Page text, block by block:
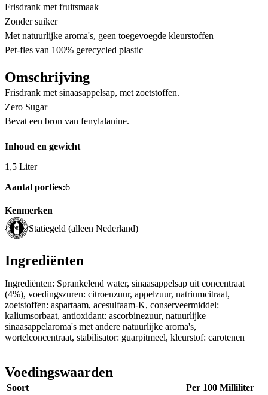
Frisdrank met fruitsmaak
Zonder suiker
Met natuurlijke aroma's, geen toegevoegde kleurstoffen
Pet-fles van 100% gerecycled plastic
Omschrijving
Frisdrank met sinaasappelsap, met zoetstoffen.
Zero Sugar
Bevat een bron van fenylalanine.
Inhoud en gewicht
1,5 Liter
Aantal porties:6
Kenmerken
Statiegeld (alleen Nederland)
Ingrediënten
Ingrediënten: Sprankelend water, sinaasappelsap uit concentraat
(4%), voedingszuren: citroenzuur, appelzuur, natriumcitraat,
zoetstoffen: aspartaam, acesulfaam-K, conserveermiddel:
kaliumsorbaat, antioxidant: ascorbinezuur, natuurlijke
sinaasappelaroma's met andere natuurlijke aroma's,
wortelconcentraat, stabilisator: guarpitmeel, kleurstof: carotenen
Voedingswaarden
Soort
Per 100 Milliliter